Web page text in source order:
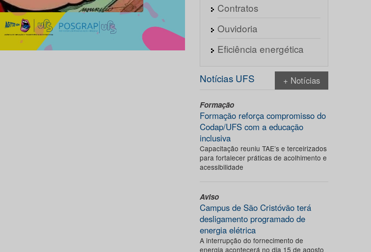
Contratos
Ouvidoria
Eficiência energética
Notícias UFS + Notícias
Formação
Formação reforça compromisso do
Codap/UFS com a educação
inclusiva
Capacitação reuniu TAE’s e terceirizados
para fortalecer práticas de acolhimento e
acessibilidade
Aviso
Campus de São Cristóvão terá
desligamento programado de
energia elétrica
A interrupção do fornecimento de
energia acontecerá no dia 15 de agosto